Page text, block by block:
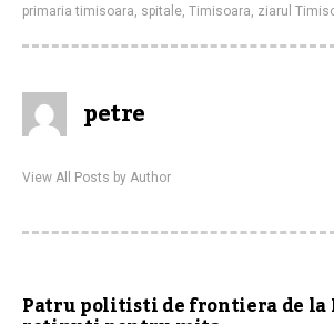
primaria timisoara, spitale, Timisoara, ziarul
petre
View All Posts by Author
Patru politisti de frontiera de la